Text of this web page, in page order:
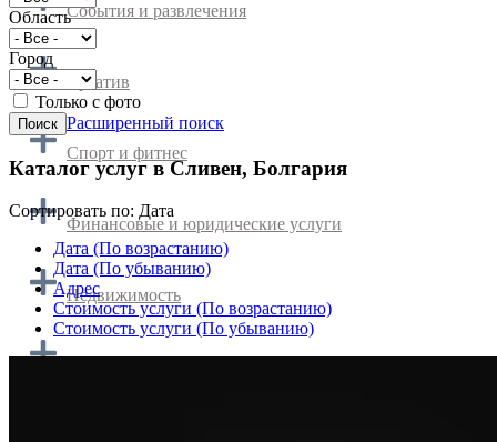
События и развлечения
Креатив
Спорт и фитнес
Финансовые и юридические услуги
Недвижимость
Область
Город
Только с фото
Расширенный поиск
Каталог услуг в Сливен, Болгария
Сортировать по: Дата
Дата (По возрастанию)
Дата (По убыванию)
Адрес
Cтоимость услуги (По возрастанию)
Cтоимость услуги (По убыванию)